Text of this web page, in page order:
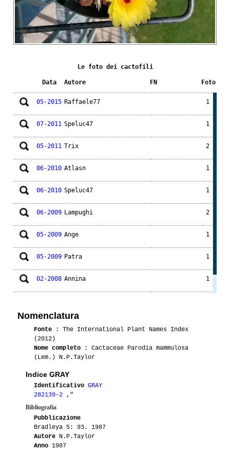
Le foto dei cactofili
Data Autore FN Foto
05-2015 Raffaele77 1
07-2011 Speluc47 1
05-2011 Trix 2
06-2010 Atlasn 1
06-2010 Speluc47 1
06-2009 Lampughi 2
05-2009 Ange 1
05-2009 Patra 1
02-2008 Annina 1
Nomenclatura
Fonte : The International Plant Names Index
(2012)
Nome completo : Cactaceae Parodia mammulosa
(Lem.) N.P.Taylor
Indice GRAY
Identificativo GRAY
282139-2 ,"
Bibliografia
Pubblicazione
Bradleya 5: 93. 1987
Autore N.P.Taylor
Anno 1987